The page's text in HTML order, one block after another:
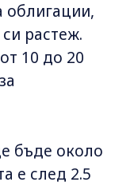
облигации,
растеж.
10 до 20
бъде около
е след 2.5